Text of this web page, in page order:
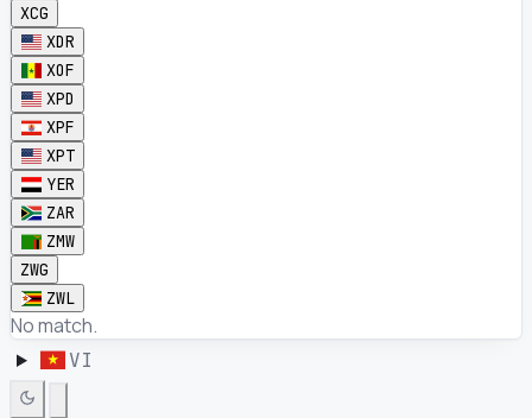
XCG
XDR
XOF
XPD
XPF
XPT
YER
ZAR
ZMW
ZWG
ZWL
No match.
VI